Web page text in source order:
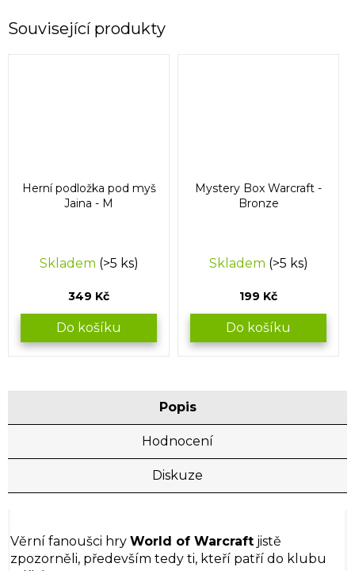
Související produkty
Herní podložka pod myš
Jaina - M
Skladem (>5 ks)
349 Kč
Do košíku
Mystery Box Warcraft -
Bronze
Skladem (>5 ks)
199 Kč
Do košíku
Popis
Hodnocení
Diskuze
Věrní fanoušci hry World of Warcraft jistě
zpozorněli, především tedy ti, kteří patří do klubu